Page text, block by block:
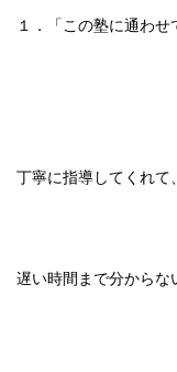
１．「この塾に通わせ
丁寧に指導してくれて、
遅い時間まで分からな